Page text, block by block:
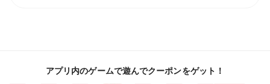
アプリ内のゲームで遊んでクーポンをゲット！